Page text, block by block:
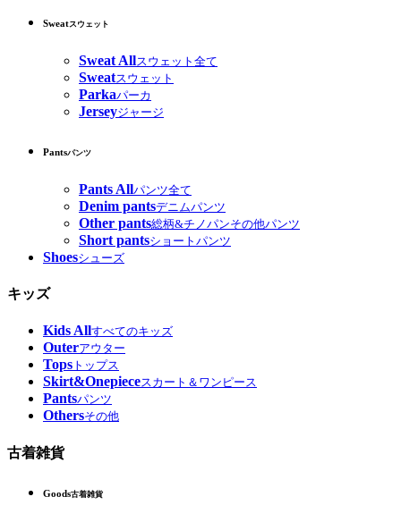
Sweatスウェット
Sweat Allスウェット全て
Sweatスウェット
Parkaパーカ
Jerseyジャージ
Pantsパンツ
Pants Allパンツ全て
Denim pantsデニムパンツ
Other pants総柄&チノパンその他パンツ
Short pantsショートパンツ
Shoesシューズ
キッズ
Kids Allすべてのキッズ
Outerアウター
Tops トップス
Skirt&Onepieceスカート＆ワンピース
Pantsパンツ
Othersその他
古着雑貨
Goods古着雑貨